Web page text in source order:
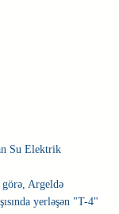
Su Elektrik
görə, Argeldə
yerləşən "T-4"